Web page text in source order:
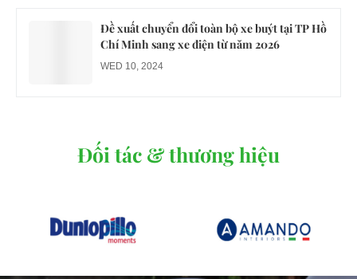
Đề xuất chuyển đổi toàn bộ xe buýt tại TP Hồ
Chí Minh sang xe điện từ năm 2026
WED 10, 2024
Đối tác & thương hiệu